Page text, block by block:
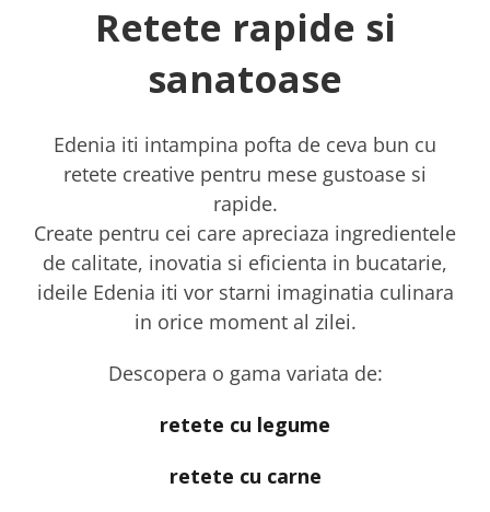
Retete rapide si
sanatoase
Edenia iti intampina pofta de ceva bun cu
retete creative pentru mese gustoase si
rapide.
Create pentru cei care apreciaza ingredientele
de calitate, inovatia si eficienta in bucatarie,
ideile Edenia iti vor starni imaginatia culinara
in orice moment al zilei.
Descopera o gama variata de:
retete cu legume
retete cu carne